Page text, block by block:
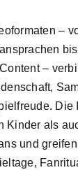
–
–
Die
Kinder als
und